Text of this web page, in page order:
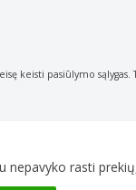
keisti pasiūlymo
nepavyko rasti